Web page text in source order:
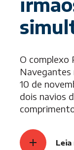
O complexo
10 de
dois navios
Leia